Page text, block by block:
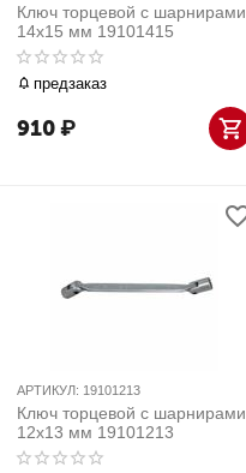
Ключ торцевой с шарнирами
14x15 мм 19101415
предзаказ
910₽
АРТИКУЛ: 19101213
Ключ торцевой с шарнирами
12x13 мм 19101213